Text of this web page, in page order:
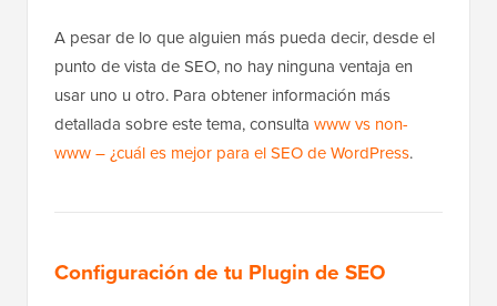
A pesar de lo que alguien más pueda decir, desde el
punto de vista de SEO, no hay ninguna ventaja en
usar uno u otro. Para obtener información más
detallada sobre este tema, consulta www vs non-
www – ¿cuál es mejor para el SEO de WordPress.
Configuración de tu Plugin de SEO